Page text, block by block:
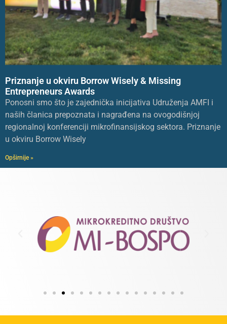
Priznanje u okviru Borrow Wisely & Missing
Entrepreneurs Awards
Ponosni smo što je zajednička inicijativa Udruženja AMFI i
naših članica prepoznata i nagrađena na ovogodišnjoj
regionalnoj konferenciji mikrofinansijskog sektora. Priznanje
u okviru Borrow Wisely
Opširnije »